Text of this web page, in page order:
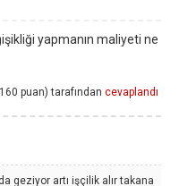
yapmanın maliyeti ne
160 puan) tarafından cevaplandı
geziyor artı işçilik alır takana